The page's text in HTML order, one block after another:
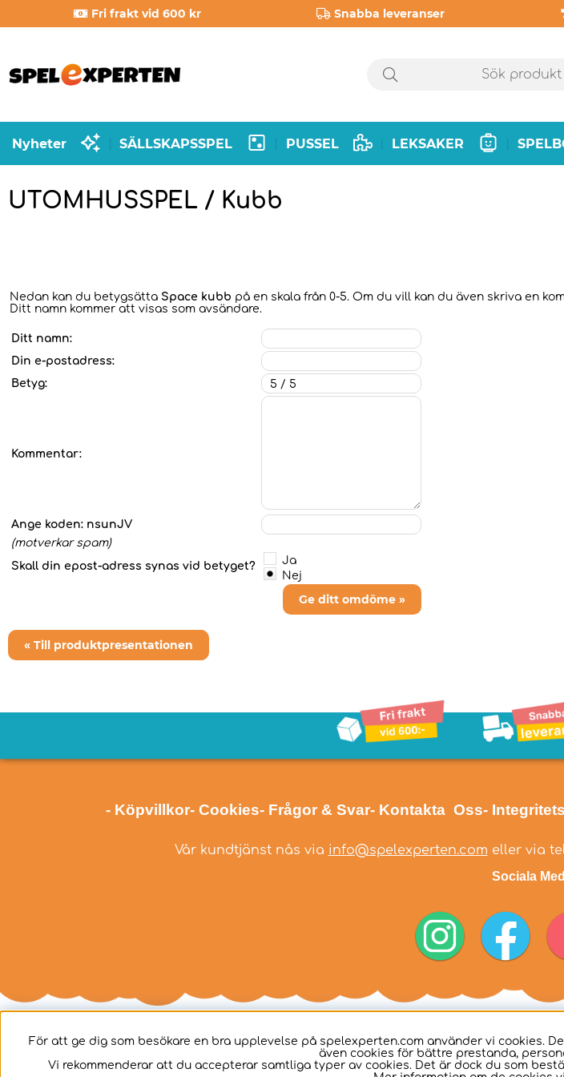
Fri frakt vid 600 kr Snabba leveranser
Nyheter SÄLLSKAPSSPEL PUSSEL LEKSAKER
UTOMHUSSPEL / Kubb
Nedan kan du betygsätta Space kubb på en skala från 0-5. Om du vill kan du även skriva en
Ditt namn kommer att visas som avsändare.
Ditt namn:
Din e-postadress:
Betyg:
Kommentar:
Ange koden: nsunJV
(motverkar spam)
Skall din epost-adress synas vid betyget?
Ja
Nej
Ge ditt omdöme »
« Till produktpresentationen
- Köpvillkor- Cookies- Frågor & Svar- Kontakta Oss-
Vår kundtjänst nås via info@spelexperten.com eller via
Sociala
För att ge dig som besökare en bra upplevelse på spelexperten.com använder vi cookies.
även cookies för bättre prestanda,
Vi rekommenderar att du accepterar samtliga typer av cookies. Det är dock du som